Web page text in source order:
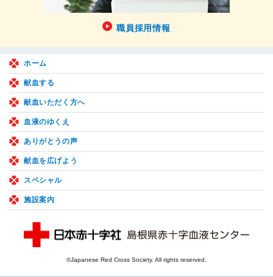
職員採用情報
ホーム
献血する
献血いただく方へ
血液のゆくえ
ありがとうの声
献血を広げよう
スペシャル
施設案内
©Japanese Red Cross Society. All rights reserved.